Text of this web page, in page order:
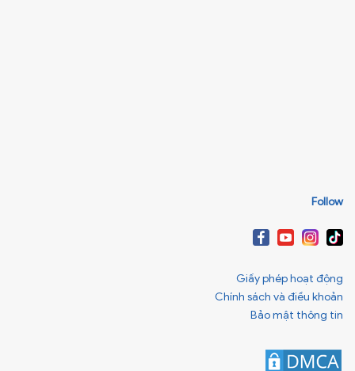
Follow
Giấy phép hoạt động
Chính sách và điều khoản
Bảo mật thông tin